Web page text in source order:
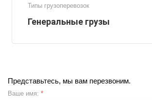
Типы грузоперевозок
Генеральные грузы
Представьтесь, мы вам перезвоним.
Ваше имя: *